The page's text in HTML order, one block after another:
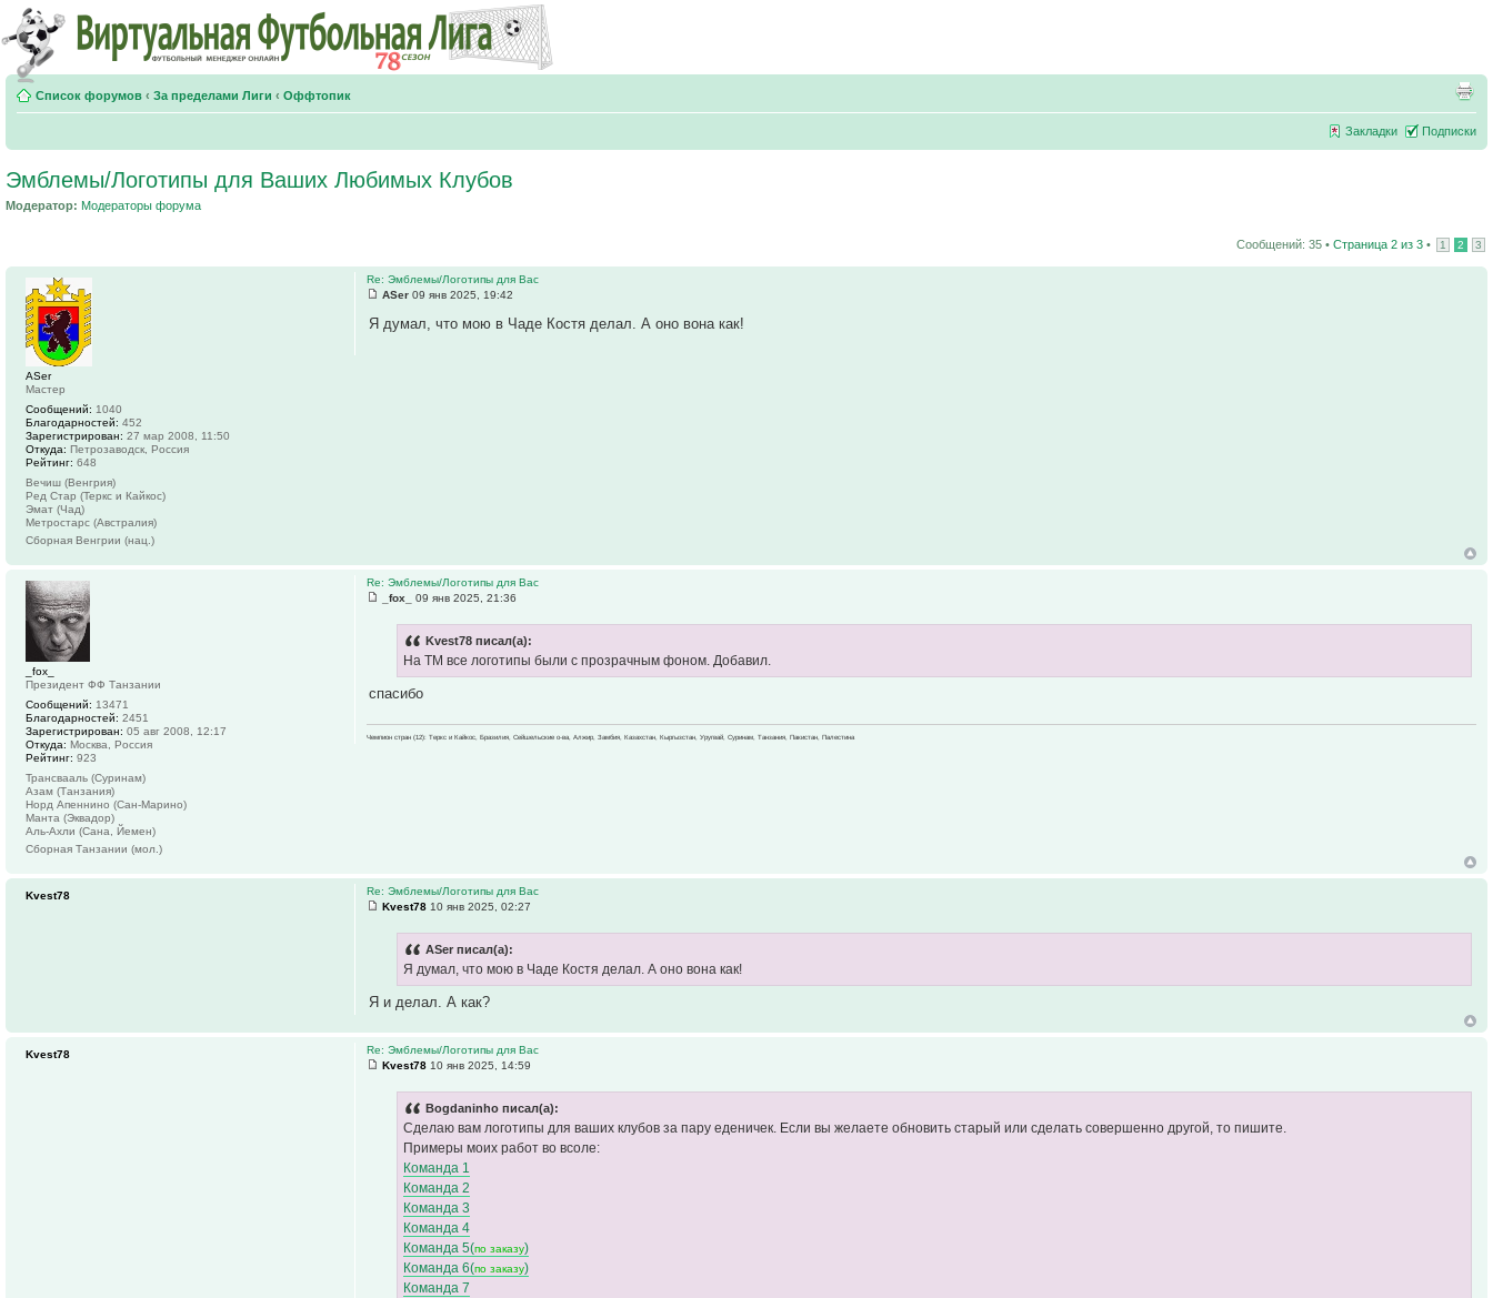
Список форумов ‹ За пределами Лиги ‹ Оффтопик
Закладки Подписки
Эмблемы/Логотипы для Ваших Любимых Клубов
Модератор: Модераторы форума
Сообщений: 35 • Страница 2 из 3 • 1 2 3
Re: Эмблемы/Логотипы для Вас
ASer 09 янв 2025, 19:42
Я думал, что мою в Чаде Костя делал. А оно вона как!
ASer
Мастер
Сообщений: 1040
Благодарностей: 452
Зарегистрирован: 27 мар 2008, 11:50
Откуда: Петрозаводск, Россия
Рейтинг: 648
Вечиш (Венгрия)
Ред Стар (Теркс и Кайкос)
Эмат (Чад)
Метростарс (Австралия)
Сборная Венгрии (нац.)
Re: Эмблемы/Логотипы для Вас
_fox_
09 янв 2025, 21:36
Kvest78 писал(а):
На ТМ все логотипы были с прозрачным фоном. Добавил.
спасибо
Чемпион стран (12): Теркс и Кайкос, Бразилия, Сейшельские о-ва, Алжир, Замбия, Казахстан, Кыргызстан, Уругвай, Суринам, Танзания, Пакистан, Палестина
_fox_
Президент ФФ Танзании
Сообщений: 13471
Благодарностей: 2451
Зарегистрирован: 05 авг 2008, 12:17
Откуда: Москва, Россия
Рейтинг: 923
Трансвааль (Суринам)
Азам (Танзания)
Норд Апеннино (Сан-Марино)
Манта (Эквадор)
Аль-Ахли (Сана, Йемен)
Сборная Танзании (мол.)
Re: Эмблемы/Логотипы для Вас
Kvest78 10 янв 2025, 02:27
ASer писал(а):
Я думал, что мою в Чаде Костя делал. А оно вона как!
Я и делал. А как?
Kvest78
Re: Эмблемы/Логотипы для Вас
Kvest78 10 янв 2025, 14:59
Bogdaninho писал(а):
Сделаю вам логотипы для ваших клубов за пару еденичек. Если вы желаете обновить старый или сделать совершенно другой, то пишите.
Примеры моих работ во всоле:
Команда 1
Команда 2
Команда 3
Команда 4
Команда 5(по заказу)
Команда 6(по заказу)
Команда 7
Kvest78